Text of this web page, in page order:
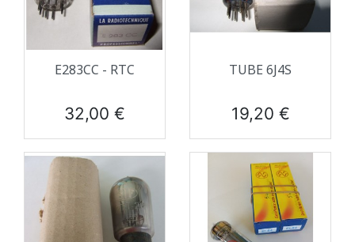
E283CC - RTC
Prix
32,00 €
TUBE 6J4S
Prix
19,20 €